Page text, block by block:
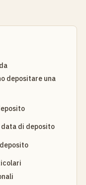
depositare una
di deposito